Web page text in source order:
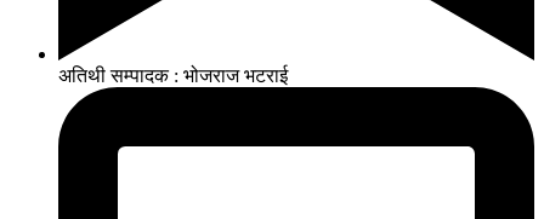
अतिथी सम्पादक : भोजराज भटराई